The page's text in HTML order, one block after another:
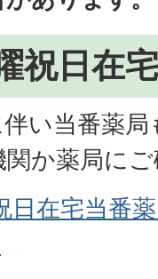
祝日在
い当番薬
か薬局に
日在宅当番